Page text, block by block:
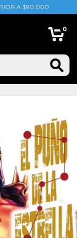
A $90.000
0